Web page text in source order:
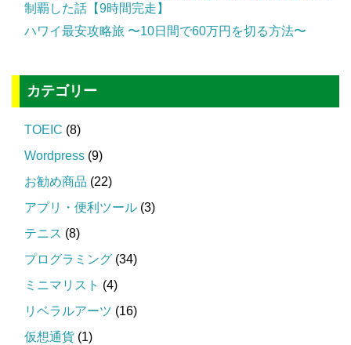
制覇した話【9時間完走】
ハワイ最安攻略旅 〜10日間で60万円を切る方法〜
カテゴリー
TOEIC (8)
Wordpress (9)
お勧め商品 (22)
アプリ・便利ツール (3)
テニス (8)
プログラミング (34)
ミニマリスト (4)
リベラルアーツ (16)
仮想通貨 (1)